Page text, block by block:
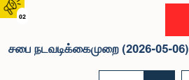
02
சபை நடவடிக்கைமுறை (2026-05-06)